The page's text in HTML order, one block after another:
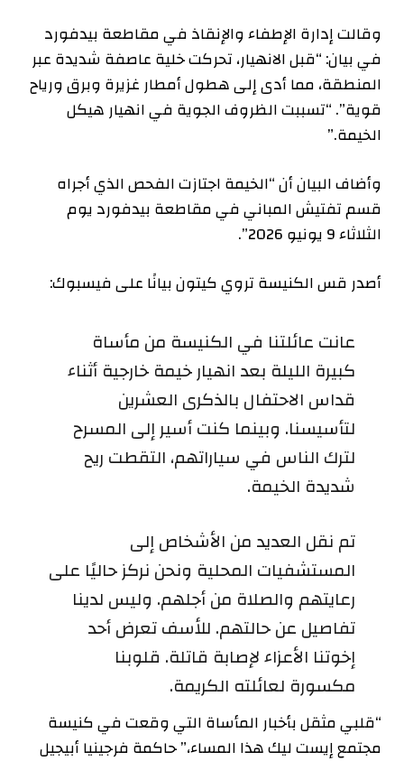
وقالت إدارة الإطفاء والإنقاذ في مقاطعة بيدفورد
في بيان: “قبل الانهيار، تحركت خلية عاصفة شديدة عبر
المنطقة، مما أدى إلى هطول أمطار غزيرة وبرق ورياح
قوية”. “تسببت الظروف الجوية في انهيار هيكل
الخيمة.”
وأضاف البيان أن “الخيمة اجتازت الفحص الذي أجراه
قسم تفتيش المباني في مقاطعة بيدفورد يوم
الثلاثاء 9 يونيو 2026”.
أصدر قس الكنيسة تروي كيتون بيانًا على فيسبوك:
عانت عائلتنا في الكنيسة من مأساة
كبيرة الليلة بعد انهيار خيمة خارجية أثناء
قداس الاحتفال بالذكرى العشرين
لتأسيسنا. وبينما كنت أسير إلى المسرح
لترك الناس في سياراتهم، التقطت ريح
شديدة الخيمة.
تم نقل العديد من الأشخاص إلى
المستشفيات المحلية ونحن نركز حاليًا على
رعايتهم والصلاة من أجلهم. وليس لدينا
تفاصيل عن حالتهم. للأسف تعرض أحد
إخوتنا الأعزاء لإصابة قاتلة. قلوبنا
مكسورة لعائلته الكريمة.
“قلبي مثقل بأخبار المأساة التي وقعت في كنيسة
مجتمع إيست ليك هذا المساء،” حاكمة فرجينيا أبيجيل